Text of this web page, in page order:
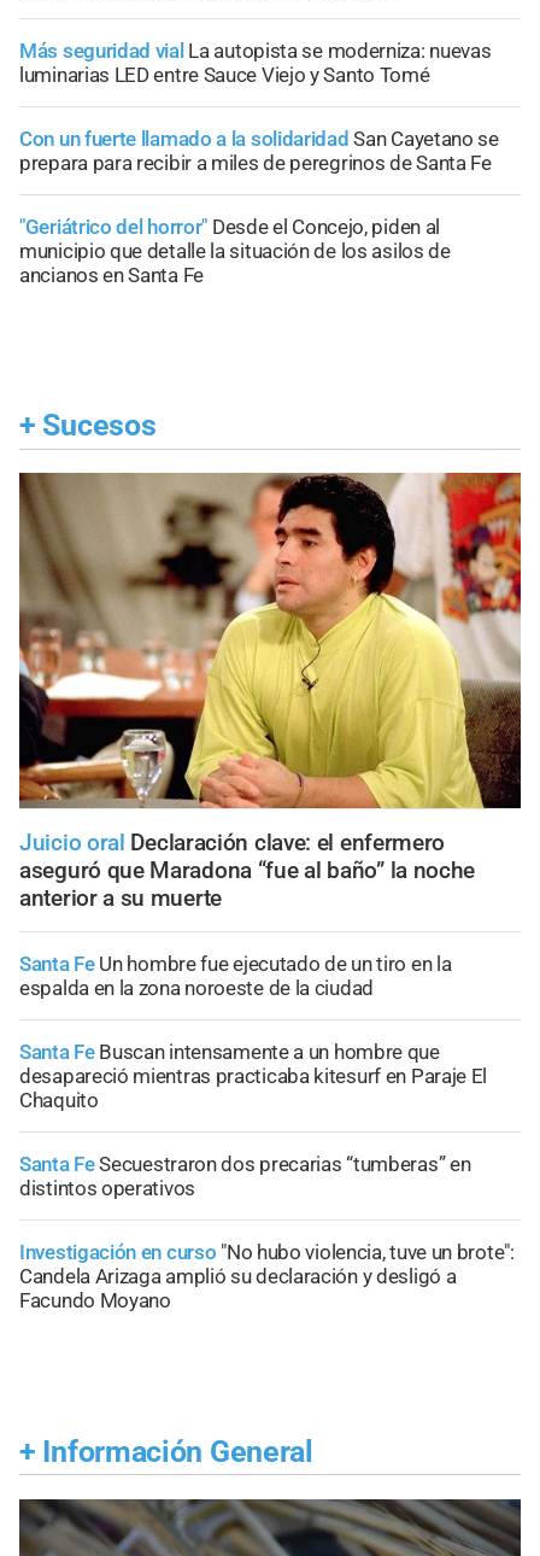
Más seguridad vial La autopista se moderniza: nuevas
luminarias LED entre Sauce Viejo y Santo Tomé
Con un fuerte llamado a la solidaridad San Cayetano se
prepara para recibir a miles de peregrinos de Santa Fe
"Geriátrico del horror" Desde el Concejo, piden al
municipio que detalle la situación de los asilos de
ancianos en Santa Fe
+ Sucesos
Juicio oral Declaración clave: el enfermero
aseguró que Maradona “fue al baño” la noche
anterior a su muerte
Santa Fe Un hombre fue ejecutado de un tiro en la
espalda en la zona noroeste de la ciudad
Santa Fe Buscan intensamente a un hombre que
desapareció mientras practicaba kitesurf en Paraje El
Chaquito
Santa FeSecuestraron dos precarias “tumberas” en
distintos operativos
Investigación en curso "No hubo violencia, tuve un brote":
Candela Arizaga amplió su declaración y desligó a
Facundo Moyano
+ Información General